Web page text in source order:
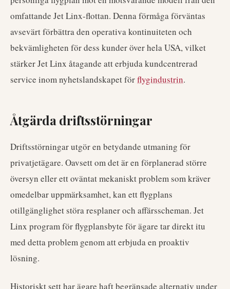
omfattande Jet Linx-flottan. Denna förmåga förväntas
avsevärt förbättra den operativa kontinuiteten och
bekvämligheten för dess kunder över hela USA, vilket
stärker Jet Linx åtagande att erbjuda kundcentrerad
service inom nyhetslandskapet förflygindustrin.
Åtgärda driftsstörningar
Driftsstörningar utgör en betydande utmaning för
privatjetägare. Oavsett om det är en förplanerad större
översyn eller ett oväntat mekaniskt problem som kräver
omedelbar uppmärksamhet, kan ett flygplans
otillgänglighet störa resplaner och affärsscheman. Jet
Linx program för flygplansbyte för ägare tar direkt itu
med detta problem genom att erbjuda en proaktiv
lösning.
Historiskt sett har ägare haft begränsade alternativ under